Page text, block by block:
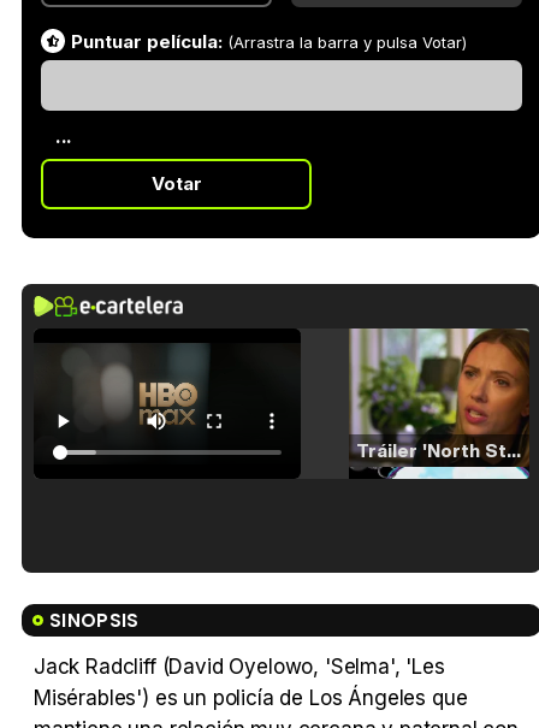
Puntuar película: (Arrastra la barra y pulsa Votar)
...
Votar
Tráiler 'North Star' (2023)
SINOPSIS
Jack Radcliff (David Oyelowo, 'Selma', 'Les
Misérables') es un policía de Los Ángeles que